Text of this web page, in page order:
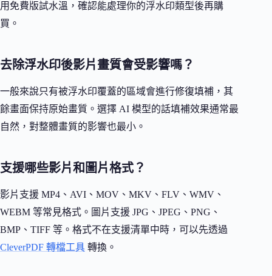
用免費版試水溫，確認能處理你的浮水印類型後再購
買。
去除浮水印後影片畫質會受影響嗎？
一般來說只有被浮水印覆蓋的區域會進行修復填補，其
餘畫面保持原始畫質。選擇 AI 模型的話填補效果通常最
自然，對整體畫質的影響也最小。
支援哪些影片和圖片格式？
影片支援 MP4、AVI、MOV、MKV、FLV、WMV、
WEBM 等常見格式。圖片支援 JPG、JPEG、PNG、
BMP、TIFF 等。格式不在支援清單中時，可以先透過
CleverPDF 轉檔工具 轉換。